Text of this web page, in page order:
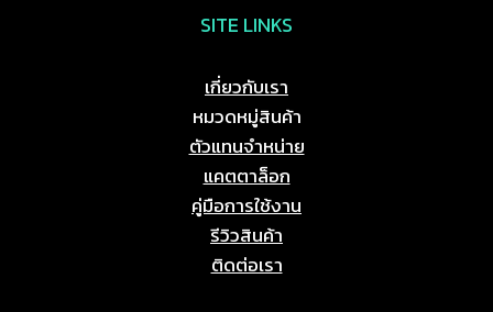
SITE LINKS
เกี่ยวกับเรา
หมวดหมู่สินค้า
ตัวแทนจำหน่าย
แคตตาล็อก
คู่มือการใช้งาน
รีวิวสินค้า
ติดต่อเรา